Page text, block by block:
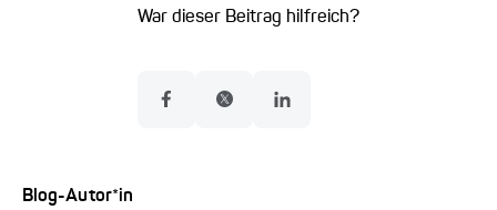
War dieser Beitrag hilfreich?
Blog-Autor*in